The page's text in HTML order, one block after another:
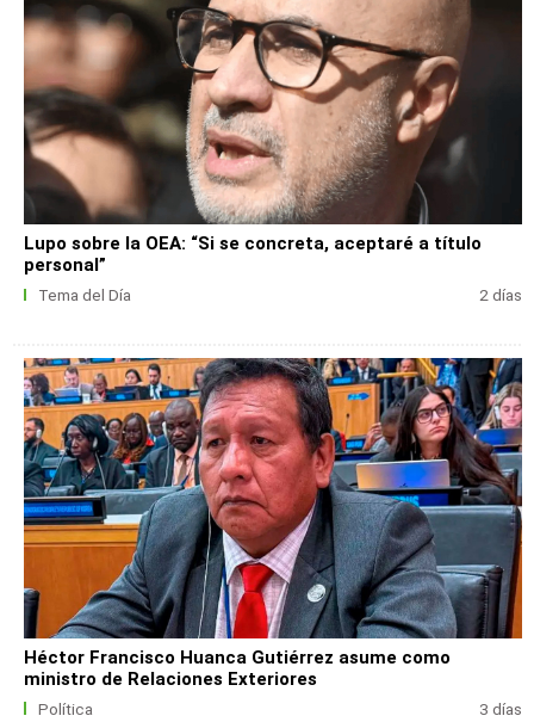
Lupo sobre la OEA: “Si se concreta, aceptaré a título
personal”
Tema del Día 2 días
Héctor Francisco Huanca Gutiérrez asume como
ministro de Relaciones Exteriores
Política 3 días